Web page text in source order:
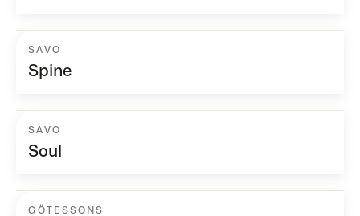
SAVO
Spine
SAVO
Soul
GÖTESSONS